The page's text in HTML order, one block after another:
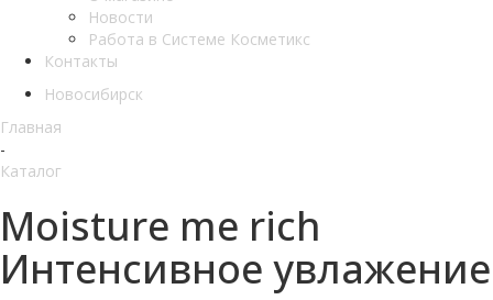
Новости
Работа в Системе Косметикс
Контакты
Новосибирск
Главная
-
Каталог
Moisture me rich
Интенсивное увлажение